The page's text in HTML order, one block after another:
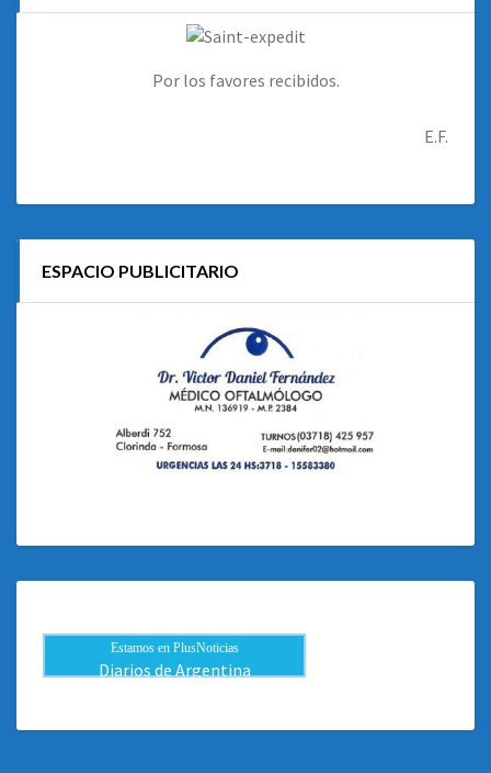
Por los favores recibidos.
E.F.
ESPACIO PUBLICITARIO
Estamos en PlusNoticias
Diarios de Argentina